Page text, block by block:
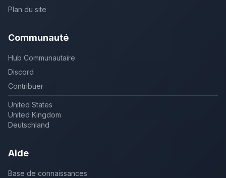
Plan du site
Communauté
Hub Communautaire
Discord
Contribuer
United States
United Kingdom
Deutschland
Aide
Base de connaissances